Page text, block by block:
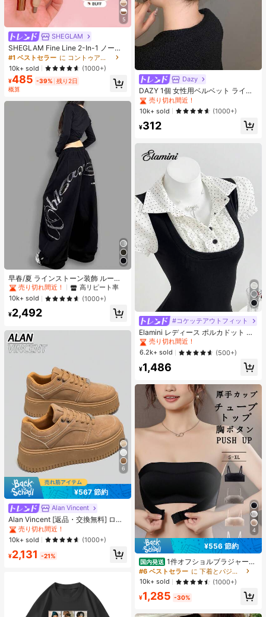
5
SHEGLAM
SHEGLAM Fine Line 2-In-1 ノーズ
コンター&ハイライトペン-Buff ノー
ズシャドウ シェーディング 女性と女
の子のためのブランドビューティー
コスメメイクアップ
#1 ベストセラー
に コントゥア＆ブロンザー
10k+ sold
(1000+)
¥485 -39% 残り2日
概算
早春/夏 ラインストーン装飾 ルーズ
フィット リラックス ジャズダンス
ワイドレッグ カジュアルパンツ レデ
ィース、レトロアメリカンスタイル
ブラック、Y2Kエステティック
#1 ベストセラー
売り切れ間近！
高リピート率
#1 ベストセラー
ポリエステル レディースパンツ
売り切れ間近！
高リピート率
#1 ベストセラー
ポリエステル レディースパンツ
売り切れ間近！
高リピート率
#1 ベストセラー
売り切れ間近！
高リピート率
10k+ sold (1000+)
¥2,492
6
¥567 節約
Alan Vincent
Alan Vincent [返品・交換無料] ロー
カット レースアップシューズ、厚底
カジュアルスニーカー、快適でファ
ッショナブル、4.5cm身長アップ、
小柄な女性向け、アスレジャー
#1 ベストセラー
売り切れ間近！
#1 ベストセラー
売り切れ間近！
#1 ベストセラー
売り切れ間近！
#1 ベストセラー
売り切れ間近！
10k+ sold (1000+)
¥2,131 -21%
Dazy
DAZY 1個 女性用ベルベット ライン
ストーン 大きなダブルリボン ヘアク
ロウクリップ、エレガントでかわい
いファッション、学校、パーティ
ー、バレエ、デイリーウェアに最適
なヘアアクセサリー、エレガントな
アウトフィットに最適
#2 ベストセラー
売り切れ間近！
#2 ベストセラー
売り切れ間近！
#2 ベストセラー
売り切れ間近！
#2 ベストセラー
売り切れ間近！
10k+ sold (1000+)
¥312
#コケッテアウトフィット
Elamini レディース ポルカドット パ
ッチワーク レーストリム 配色 ウエ
スト ショートスリーブ トップス 夏
用
#2 ベストセラー
夜遊び 女性用ブラウス
売り切れ間近！
#2 ベストセラー
売り切れ間近！
#2 ベストセラー
売り切れ間近！
#2 ベストセラー
売り切れ間近！
6.2k+ sold (500+)
¥1,486
4
¥556 節約
国内発送 1件オフショルブラジャー、
小胸用アップチューブトップ、 オフ
ショルインナー 、脇高 谷間メイク下
着、A/Bカップノンワイヤーぶらジ
ャー
#6 ベストセラー
に 下着とパジャマ
10k+ sold
(1000+)
¥1,285 -30%